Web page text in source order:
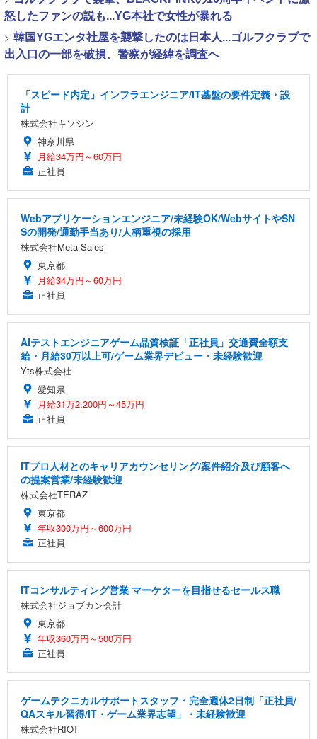
怒したファンの説も...YG本社で女性が暴れる
> 韓国YGエンタ社屋を襲撃したのは日本人...ゴルフクラブで
出入口の一部を破損、警察が経緯を調査へ
「スピード内定」インフラエンジニア/IT基盤の要件定義・設
計
株式会社キソシン
神奈川県
月給34万円～60万円
正社員
Webアプリケーションエンジニア/未経験OK/WebサイトやSN
Sの開発/通勤手当あり/人柄重視の採用
株式会社Meta Sales
東京都
月給34万円～60万円
正社員
AIテストエンジニアゲーム品質検証「正社員」交通費全額支
給・月給30万以上可/ゲーム業界デビュー・未経験歓迎
Yts株式会社
愛知県
月給31万2,200円～45万円
正社員
ITプロ人材とのキャリアカウンセリング/案件紹介及び顧客へ
の提案営業/未経験歓迎
株式会社TERAZ
東京都
年収300万円～600万円
正社員
ITコンサルティング営業 マーケターを目指せるセールス職
株式会社ジョブカン会計
東京都
年収360万円～500万円
正社員
ゲームテクニカルサポートスタッフ・完全週休2日制「正社員/
QAスキル習得/IT・ゲーム業界志望」・未経験歓迎
株式会社RIOT